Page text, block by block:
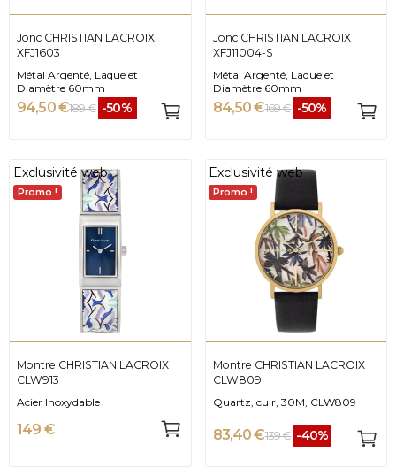
Jonc CHRISTIAN LACROIX
XFJ1603
Métal Argenté, Laque et
Diamètre 60mm
94,50 €189 € -50%
Jonc CHRISTIAN LACROIX
XFJ11004-S
Métal Argenté, Laque et
Diamètre 60mm
84,50 €169 € -50%
Exclusivité web
Promo !
Montre CHRISTIAN LACROIX
CLW913
Acier Inoxydable
149 €
Exclusivité web
Promo !
Montre CHRISTIAN LACROIX
CLW809
Quartz, cuir, 30M, CLW809
83,40 €139 € -40%